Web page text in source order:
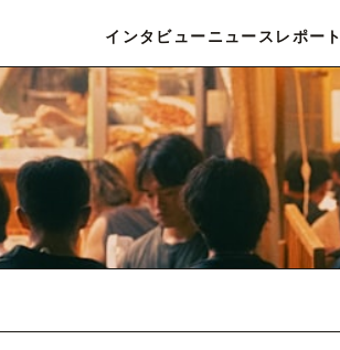
インタビューニュース レポート